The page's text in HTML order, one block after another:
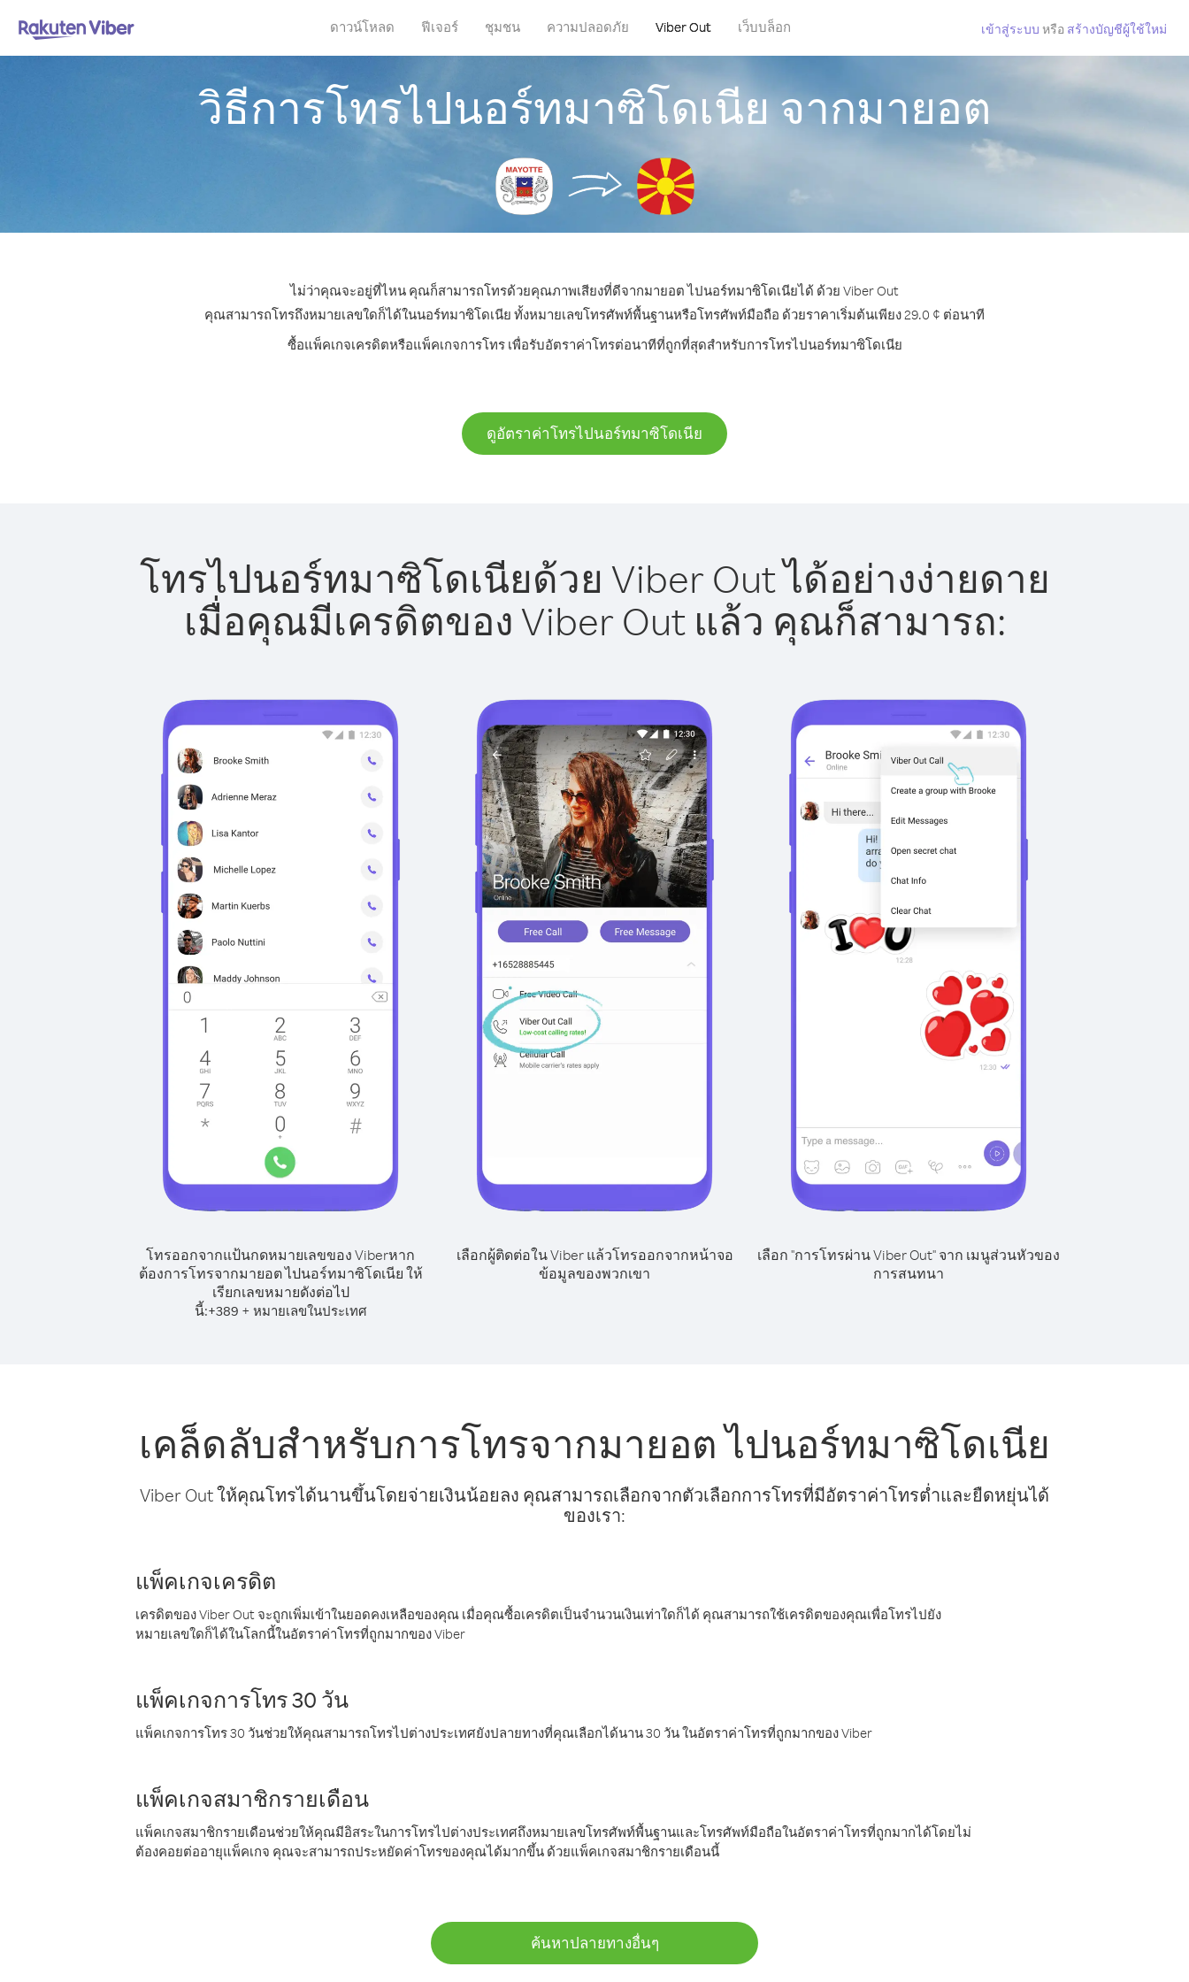
ดาวน์โหลด ฟีเจอร์ ชุมชน ความปลอดภัย Viber Out เว็บบล็อก เข้าสู่ระบบ หรือ สร้างบัญชีผู้ใช้ใหม่
วิธีการโทรไปนอร์ทมาซิโดเนีย จากมายอต
ไม่ว่าคุณจะอยู่ที่ไหน คุณก็สามารถโทรด้วยคุณภาพเสียงที่ดีจากมายอต ไปนอร์ทมาซิโดเนียได้ ด้วย Viber Out
คุณสามารถโทรถึงหมายเลขใดก็ได้ในนอร์ทมาซิโดเนีย ทั้งหมายเลขโทรศัพท์พื้นฐานหรือโทรศัพท์มือถือ ด้วยราคาเริ่มต้นเพียง 29.0 ¢ ต่อนาที
ซื้อแพ็คเกจเครดิตหรือแพ็คเกจการโทร เพื่อรับอัตราค่าโทรต่อนาทีที่ถูกที่สุดสำหรับการโทรไปนอร์ทมาซิโดเนีย
ดูอัตราค่าโทรไปนอร์ทมาซิโดเนีย
โทรไปนอร์ทมาซิโดเนียด้วย Viber Out ได้อย่างง่ายดาย
เมื่อคุณมีเครดิตของ Viber Out แล้ว คุณก็สามารถ:
โทรออกจากแป้นกดหมายเลขของ Viberหาก
ต้องการโทรจากมายอต ไปนอร์ทมาซิโดเนีย ให้
เรียกเลขหมายดังต่อไป
นี้:+389 + หมายเลขในประเทศ
เลือกผู้ติดต่อใน Viber แล้วโทรออกจากหน้าจอ
ข้อมูลของพวกเขา
เลือก "การโทรผ่าน Viber Out" จาก เมนูส่วนหัวของ
การสนทนา
เคล็ดลับสำหรับการโทรจากมายอต ไปนอร์ทมาซิโดเนีย
Viber Out ให้คุณโทรได้นานขึ้นโดยจ่ายเงินน้อยลง คุณสามารถเลือกจากตัวเลือกการโทรที่มีอัตราค่าโทรต่ำและยืดหยุ่นได้
ของเรา:
แพ็คเกจเครดิต
เครดิตของ Viber Out จะถูกเพิ่มเข้าในยอดคงเหลือของคุณ เมื่อคุณซื้อเครดิตเป็นจำนวนเงินเท่าใดก็ได้ คุณสามารถใช้เครดิตของคุณเพื่อโทรไปยัง
หมายเลขใดก็ได้ในโลกนี้ในอัตราค่าโทรที่ถูกมากของ Viber
แพ็คเกจการโทร 30 วัน
แพ็คเกจการโทร 30 วันช่วยให้คุณสามารถโทรไปต่างประเทศยังปลายทางที่คุณเลือกได้นาน 30 วัน ในอัตราค่าโทรที่ถูกมากของ Viber
แพ็คเกจสมาชิกรายเดือน
แพ็คเกจสมาชิกรายเดือนช่วยให้คุณมีอิสระในการโทรไปต่างประเทศถึงหมายเลขโทรศัพท์พื้นฐานและโทรศัพท์มือถือในอัตราค่าโทรที่ถูกมากได้โดยไม่
ต้องคอยต่ออายุแพ็คเกจ คุณจะสามารถประหยัดค่าโทรของคุณได้มากขึ้น ด้วยแพ็คเกจสมาชิกรายเดือนนี้
ค้นหาปลายทางอื่นๆ